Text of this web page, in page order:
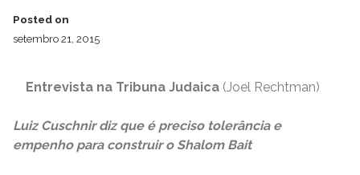
Posted on
setembro 21, 2015
Entrevista na Tribuna Judaica (Joel Rechtman)
Luiz Cuschnir diz que é preciso tolerância e
empenho para construir o Shalom Bait